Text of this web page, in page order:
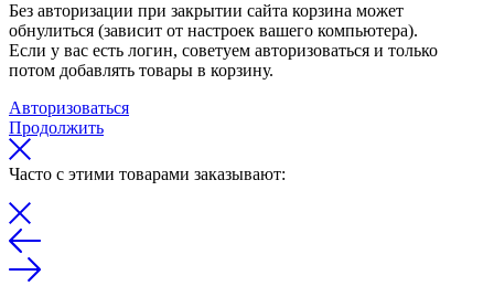
Без авторизации при закрытии сайта корзина может
обнулиться (зависит от настроек вашего компьютера).
Если у вас есть логин, советуем авторизоваться и только
потом добавлять товары в корзину.
Авторизоваться
Продолжить
Часто с этими товарами заказывают: